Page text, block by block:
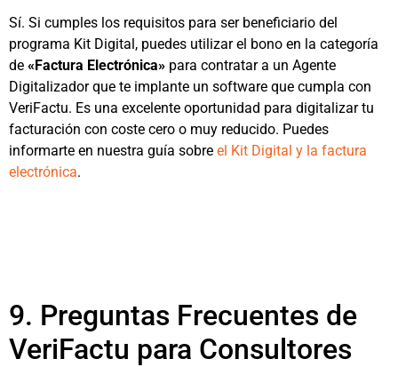
Sí. Si cumples los requisitos para ser beneficiario del
programa Kit Digital, puedes utilizar el bono en la categoría
de «Factura Electrónica» para contratar a un Agente
Digitalizador que te implante un software que cumpla con
VeriFactu. Es una excelente oportunidad para digitalizar tu
facturación con coste cero o muy reducido. Puedes
informarte en nuestra guía sobre el Kit Digital y la factura
electrónica.
9. Preguntas Frecuentes de
VeriFactu para Consultores